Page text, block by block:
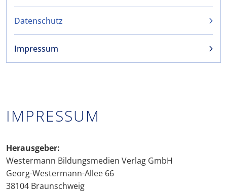
Datenschutz
Impressum
IMPRESSUM
Herausgeber:
Westermann Bildungsmedien Verlag GmbH
Georg-Westermann-Allee 66
38104 Braunschweig